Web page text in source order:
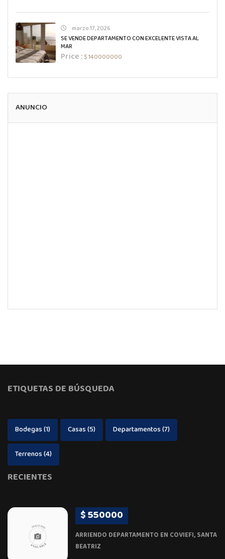
marzo 17, 2026
SE VENDE DEPARTAMENTO CON EXCELENTE VISTA AL
MAR
Price :$ 140000000
ANUNCIO
ETIQUETAS DE BÚSQUEDA
Bodegas(1) Casas(5) Departamentos(7)
Terrenos(4)
RECIENTES
$ 550000
ARRIENDO DEPARTAMENTO EN COVIEFI, SANTA
BEATRIZ